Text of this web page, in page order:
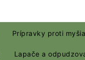
Prípravky proti
Lapače a